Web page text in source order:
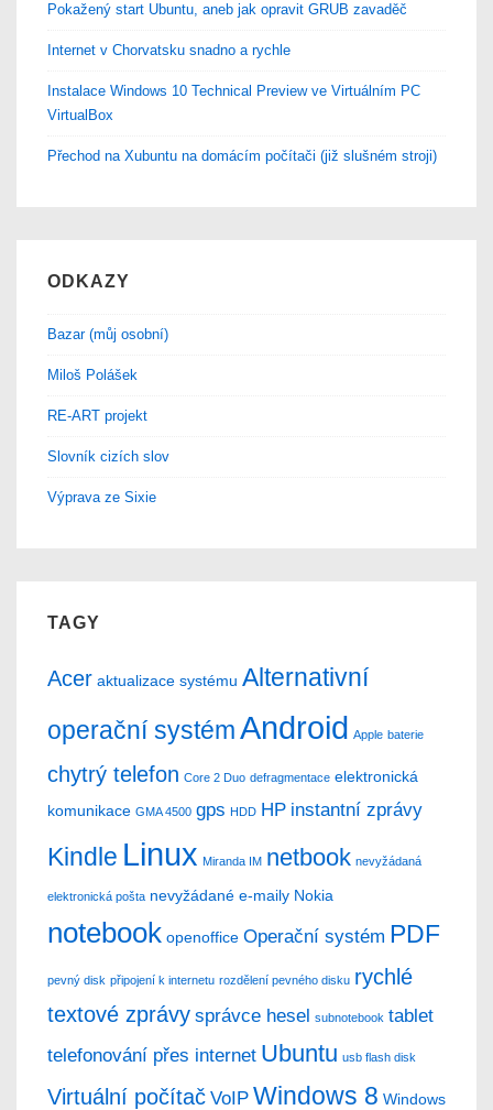
Pokažený start Ubuntu, aneb jak opravit GRUB zavaděč
Internet v Chorvatsku snadno a rychle
Instalace Windows 10 Technical Preview ve Virtuálním PC
VirtualBox
Přechod na Xubuntu na domácím počítači (již slušném stroji)
ODKAZY
Bazar (můj osobní)
Miloš Polášek
RE-ART projekt
Slovník cizích slov
Výprava ze Sixie
TAGY
Acer aktualizace systému Alternativní
operační systémAndroid Apple baterie
chytrý telefon Core 2 Duo defragmentace elektronická
komunikace GMA 4500 gps HDD HP instantní zprávy
Kindle Linux Miranda IM netbook nevyžádaná
elektronická pošta nevyžádané e-maily Nokia
notebook openoffice Operační systém PDF
pevný disk připojení k internetu rozdělení pevného disku rychlé
textové zprávy správce hesel subnotebook tablet
telefonování přes internet Ubuntu usb flash disk
Virtuální počítač VoIP Windows 8 Windows